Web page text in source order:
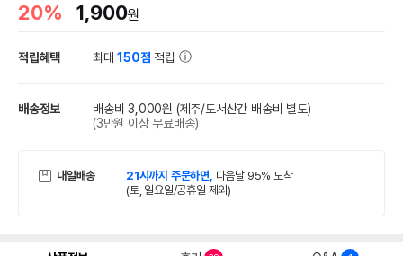
20% 1,900원
적립혜택 최대150점 적립
배송정보 배송비 3,000원 (제주/도서산간 배송비 별도)
(3만원 이상 무료배송)
내일배송 21시까지 주문하면, 다음날 95% 도착
(토, 일요일/공휴일 제외)